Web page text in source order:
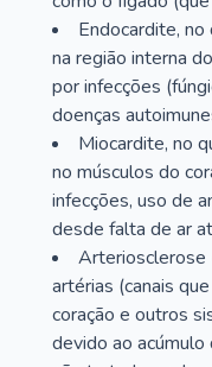
Endocardite,
na região interna
por infecções
doenças
Miocardite, no
no músculos do
infecções, uso de
desde falta de ar
Arteriosclerose
artérias (canais
coração e outros
devido ao